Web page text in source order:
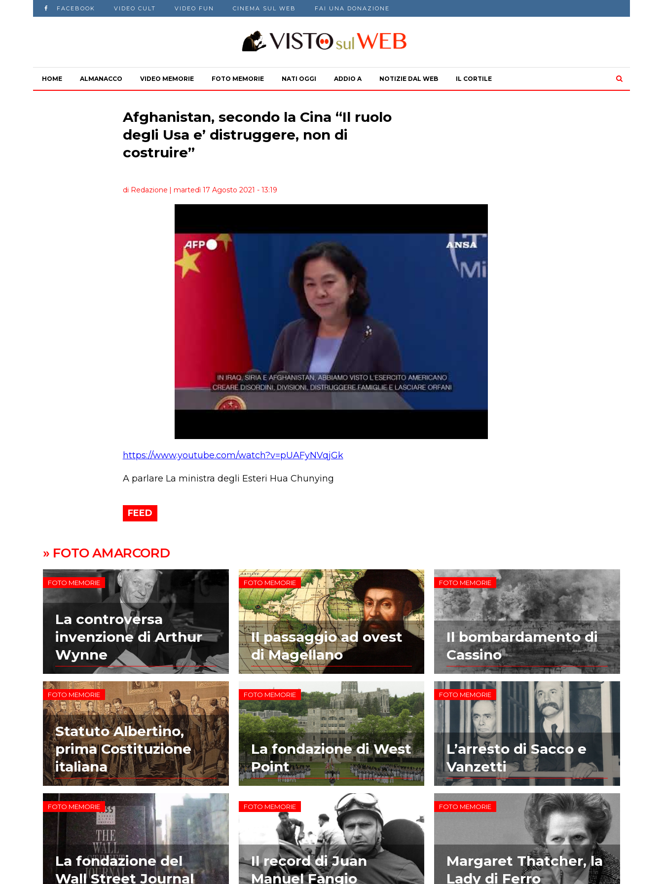
FACEBOOK VIDEO CULT VIDEO FUN CINEMA SUL WEB FAI UNA DONAZIONE
HOME ALMANACCO VIDEO MEMORIE FOTO MEMORIE NATI OGGI ADDIO A NOTIZIE DAL WEB IL CORTILE
Afghanistan, secondo la Cina “Il ruolo
degli Usa e’ distruggere, non di
costruire”
di Redazione | martedì 17 Agosto 2021 - 13:19
https://www.youtube.com/watch?v=pUAFyNVqjGk
A parlare La ministra degli Esteri Hua Chunying
FEED
» FOTO AMARCORD
FOTO MEMORIE
La controversa
invenzione di Arthur
Wynne
FOTO MEMORIE
Il passaggio ad ovest
di Magellano
FOTO MEMORIE
Il bombardamento di
Cassino
FOTO MEMORIE
Statuto Albertino,
prima Costituzione
italiana
FOTO MEMORIE
La fondazione di West
Point
FOTO MEMORIE
L’arresto di Sacco e
Vanzetti
FOTO MEMORIE
La fondazione del
Wall Street Journal
FOTO MEMORIE
Il record di Juan
Manuel Fangio
FOTO MEMORIE
Margaret Thatcher, la
Lady di Ferro